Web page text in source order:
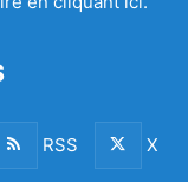
RSS X